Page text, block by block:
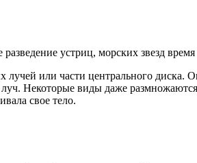
разведение устриц, морских звезд
или части центрального диска.
Некоторые виды даже
свое тело.